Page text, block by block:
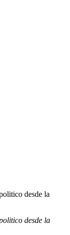
desde la
desde la